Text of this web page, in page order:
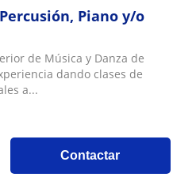
Piano y/o
de Música y Danza de
dando clases de
a...
Contactar